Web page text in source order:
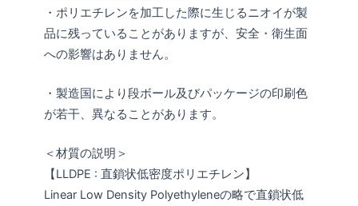
・ポリエチレンを加工した際に生じるニオイが製
品に残っていることがありますが、安全・衛生面
への影響はありません。
・製造国により段ボール及びパッケージの印刷色
が若干、異なることがあります。
＜材質の説明＞
【LLDPE : 直鎖状低密度ポリエチレン】
Linear Low Density Polyethyleneの略で直鎖状低